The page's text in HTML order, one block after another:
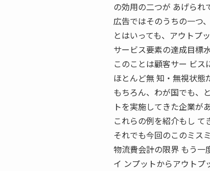
の効用の二つが あげられ
広告ではそのうちの一つ
とはいっても、アウトプ
サービス要素の達成目標
このことは顧客サー ビス
ほとんど無 知・無視状態
もちろん、わが国でも、
トを実施してきた企業が
これらの例を紹介もし て
それでも今回のこのミス
物流費会計の限界 もう一
イ ンプットからアウトプ